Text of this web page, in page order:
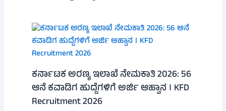
ಕರ್ನಾಟಕ ಅರಣ್ಯ ಇಲಾಖೆ ನೇಮಕಾತಿ 2026: 56
ಆನೆ ಕವಾಡಿಗ ಹುದ್ದೆಗಳಿಗೆ ಅರ್ಜಿ ಆಹ್ವಾನ । KFD
Recruitment 2026